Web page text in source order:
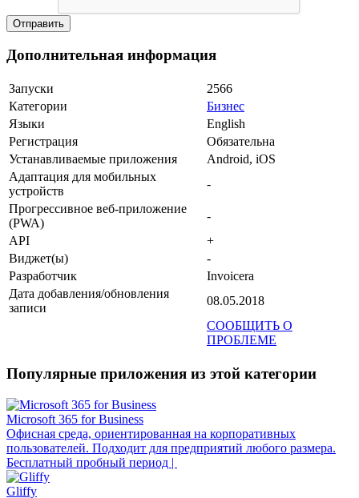
Дополнительная информация
Запуски
2566
Категории
Бизнес
Языки
English
Регистрация
Обязательна
Устанавливаемые приложения
Android, iOS
Адаптация для мобильных
устройств
-
Прогрессивное веб-приложение
(PWA)
-
API
+
Виджет(ы)
-
Разработчик
Invoicera
Дата добавления/обновления
записи
08.05.2018
СООБЩИТЬ О
ПРОБЛЕМЕ
Популярные приложения из этой категории
Microsoft 365 for Business
Офисная среда, ориентированная на корпоративных
пользователей. Подходит для предприятий любого размера.
Бесплатный пробный период |
Gliffy